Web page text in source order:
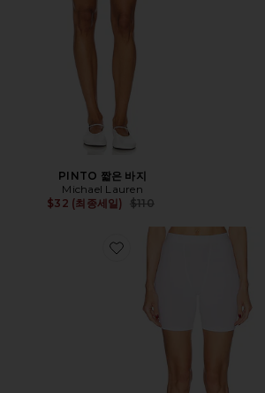
PINTO 짧은 바지
Michael Lauren
$32 (최종세일)
Previous price:
$110
Favorite BOXER 반바지